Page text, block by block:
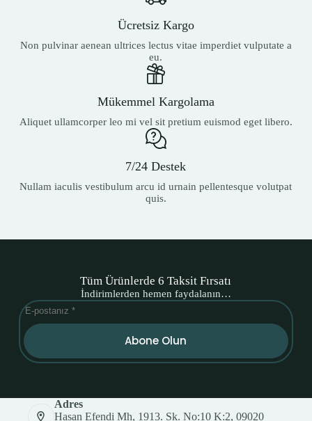
Ücretsiz Kargo
Non pulvinar aenean ultrices lectus vitae imperdiet vulputate a
eu.
Mükemmel Kargolama
Aliquet ullamcorper leo mi vel sit pretium euismod eget libero.
7/24 Destek
Nullam iaculis vestibulum arcu id urnain pellentesque volutpat
quis.
Tüm Ürünlerde 6 Taksit Fırsatı
İndirimlerden hemen faydalanın…
Abone Olun
Adres
Hasan Efendi Mh, 1913. Sk. No:10 K:2, 09020